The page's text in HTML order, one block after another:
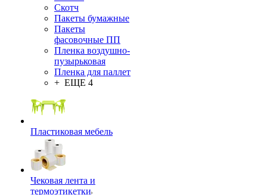
Скотч
Пакеты бумажные
Пакеты
фасовочные ПП
Пленка воздушно-
пузырьковая
Пленка для паллет
+ ЕЩЕ 4
Пластиковая мебель
Чековая лента и
термоэтикетки